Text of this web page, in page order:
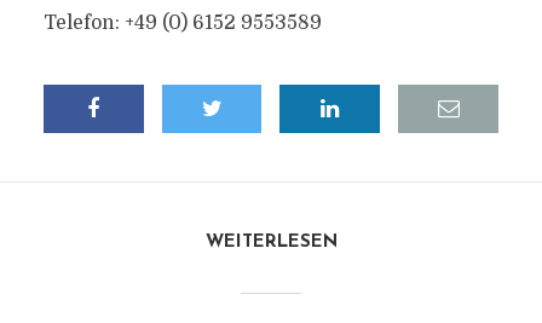
Telefon: +49 (0) 6152 9553589
WEITERLESEN